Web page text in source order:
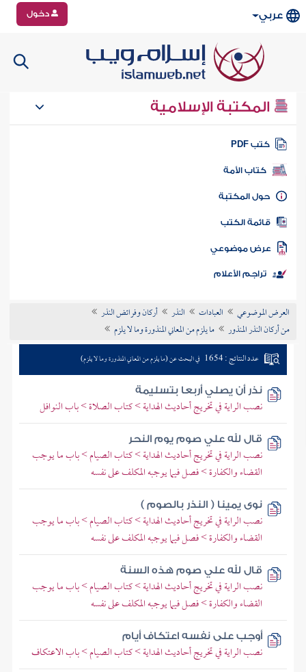
عربي دخول
المكتبة الإسلامية
كتب PDF
كتاب الأمة
المكتبة
الكتب
موضوعي
تراجم الأعلام
العرض الموضوعي العبادات النذر
أركان وفرائض النذر
من أركان النذر المنذور
ما يلزم من المعاني المنذورة وما لا يلزم
عدد النتائج : 1654 في البحث عن (ما يلزم من المعاني المنذورة وما لا يلزم)
نذر أن يصلي أربعا بتسليمة
نصب الراية في تخريج أحاديث الهداية > كتاب الصلاة > باب النوافل
قال لله علي صوم يوم النحر
نصب الراية في تخريج أحاديث الهداية > كتاب الصيام > باب ما يوجب
القضاء والكفارة > فصل فيما يوجبه المكلف على نفسه
نوى يمينا ( النذر بالصوم )
نصب الراية في تخريج أحاديث الهداية > كتاب الصيام > باب ما يوجب
القضاء والكفارة > فصل فيما يوجبه المكلف على نفسه
قال لله علي صوم هذه السنة
نصب الراية في تخريج أحاديث الهداية > كتاب الصيام > باب ما يوجب
القضاء والكفارة > فصل فيما يوجبه المكلف على نفسه
أوجب على نفسه اعتكاف أيام
نصب الراية في تخريج أحاديث الهداية > كتاب الصيام > باب الاعتكاف